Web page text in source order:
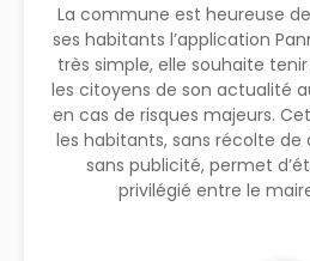
La commune est heureuse
ses habitants l’application
très simple, elle souhaite
les citoyens de son actualité
en cas de risques majeurs.
les habitants, sans récolte de
sans publicité, permet
privilégié entre le